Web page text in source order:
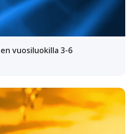
vuosiluokilla 3-6